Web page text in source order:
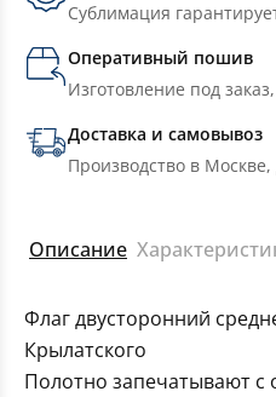
Сублимация
Оперативный пошив
Изготовление под
Доставка и самовывоз
Производство в
Описание
Флаг двусторонний
Крылатского
Полотно запечатывают с